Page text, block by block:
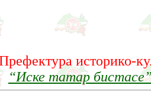
историко-
“Иске татар